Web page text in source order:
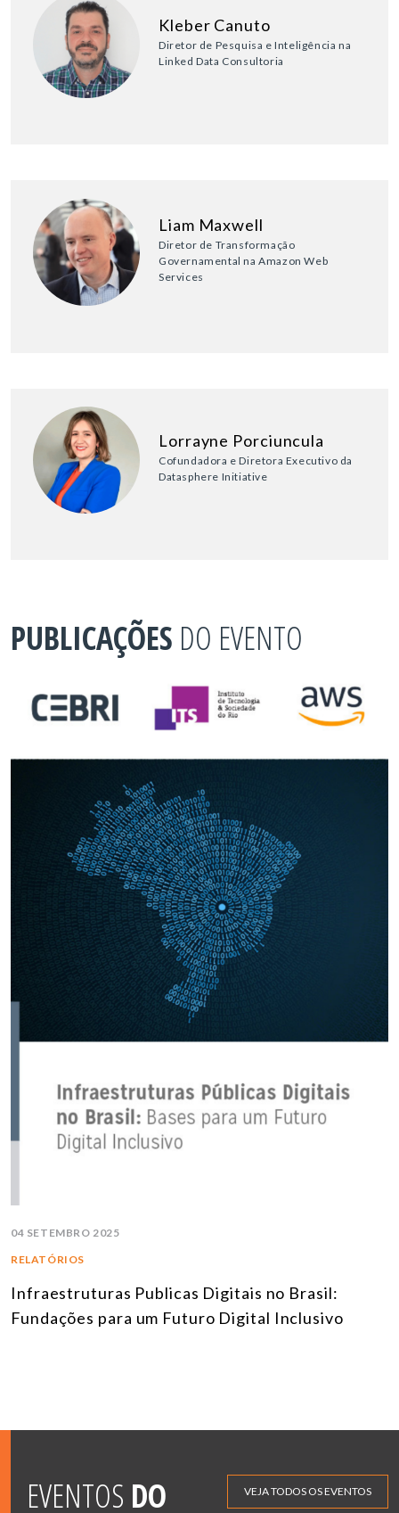
Kleber Canuto
Diretor de Pesquisa e Inteligência na
Linked Data Consultoria
Liam Maxwell
Diretor de Transformação
Governamental na Amazon Web
Services
Lorrayne Porciuncula
Cofundadora e Diretora Executivo da
Datasphere Initiative
PUBLICAÇÕES DO EVENTO
04 SETEMBRO 2025
RELATÓRIOS
Infraestruturas Publicas Digitais no Brasil:
Fundações para um Futuro Digital Inclusivo
EVENTOS DO VEJA TODOS OS EVENTOS